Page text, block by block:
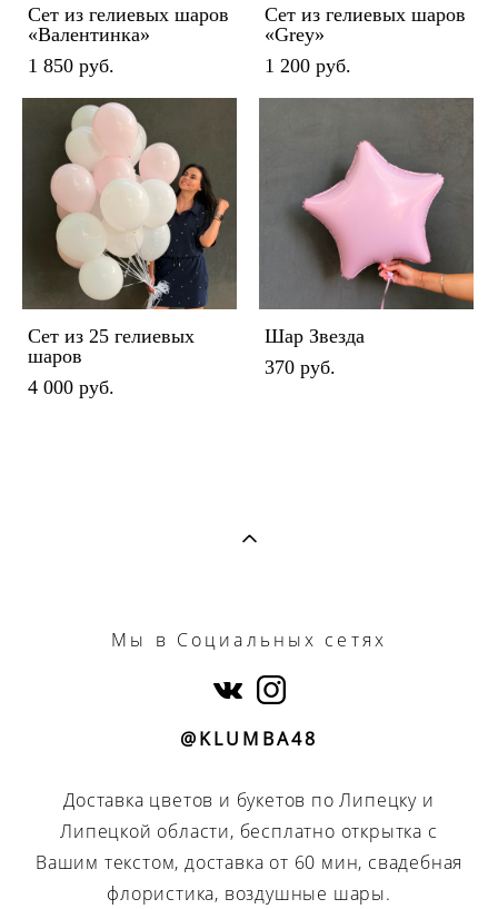
Сет из гелиевых шаров
«Валентинка»
1 850 pуб.
Сет из гелиевых шаров
«Grey»
1 200 pуб.
Сет из 25 гелиевых
шаров
4 000 pуб.
Шар Звезда
370 pуб.
Мы в Социальных сетях
@KLUMBA48
Доставка цветов и букетов по Липецку и
Липецкой области, бесплатно открытка с
Вашим текстом, доставка от 60 мин, свадебная
флористика, воздушные шары.